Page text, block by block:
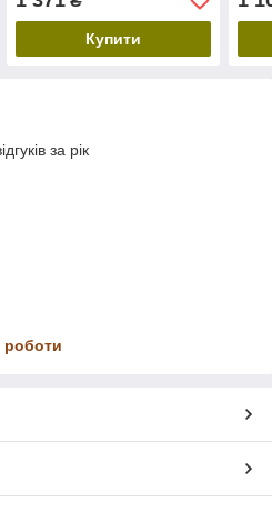
Простирадло 200х220 см
Купити
за рік
роботи